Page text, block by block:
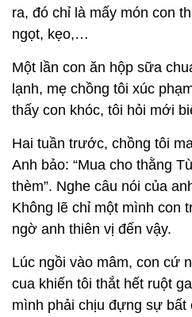
ra, đó chỉ là mấy món con
ngọt, kẹo,…
Một lần con ăn hộp sữa
lạnh, mẹ chồng tôi xúc
thấy con khóc, tôi hỏi mới
Hai tuần trước, chồng tôi
Anh bảo: “Mua cho thằng
thèm”. Nghe câu nói của
Không lẽ chỉ một mình con
ngờ anh thiên vị đến vậy.
Lúc ngồi vào mâm, con cứ
cua khiến tôi thắt hết ruột
mình phải chịu đựng sự bất